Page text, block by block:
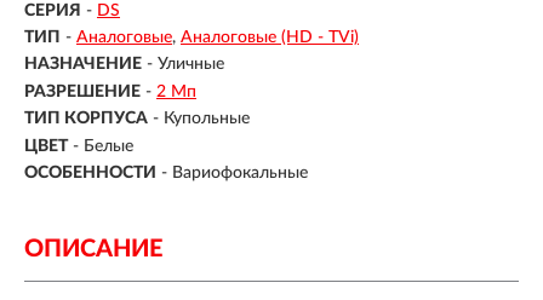
СЕРИЯ - DS
ТИП - Аналоговые Аналоговые (HD - TVi)
НАЗНАЧЕНИЕ - Уличные
РАЗРЕШЕНИЕ - 2 Мп
ТИП КОРПУСА - Купольные
ЦВЕТ - Белые
ОСОБЕННОСТИ - Вариофокальные
ОПИСАНИЕ